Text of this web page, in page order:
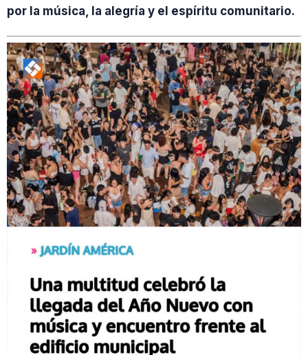
por la música, la alegría y el espíritu comunitario.